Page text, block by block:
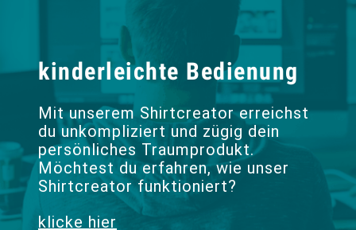
kinderleichte Bedienung
Mit unserem Shirtcreator erreichst
du unkompliziert und zügig dein
persönliches Traumprodukt.
Möchtest du erfahren, wie unser
Shirtcreator funktioniert?
klicke hier